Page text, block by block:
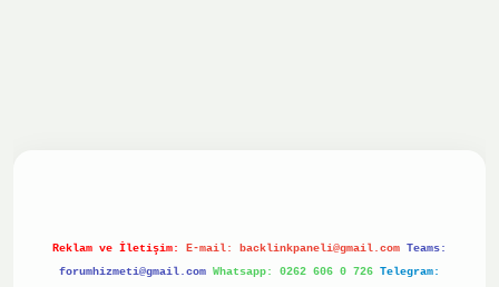
Reklam ve İletişim: E-mail: backlinkpaneli@gmail.com Teams:
forumhizmeti@gmail.com Whatsapp: 0262 606 0 726 Telegram: